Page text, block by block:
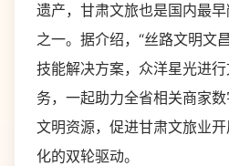
遗产，甘肃文旅也是国内最
之一。据介绍，“丝路文明文
技能解决方案，众洋星光进
务，一起助力全省相关商家
文明资源，促进甘肃文旅业
化的双轮驱动。